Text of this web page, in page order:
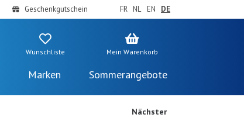
Geschenkgutschein FR NL EN DE
Wunschliste Mein Warenkorb
Marken Sommerangebote
Nächster